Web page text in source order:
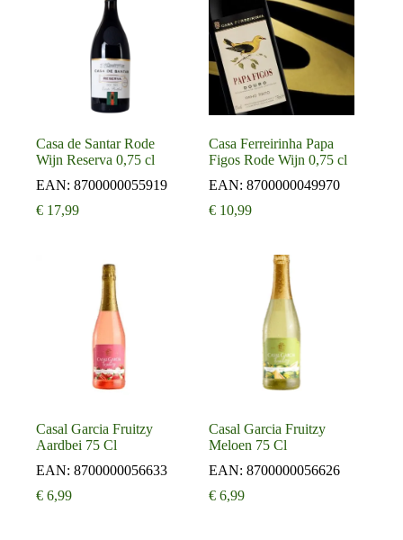
Casa de Santar Rode
Wijn Reserva 0,75 cl
EAN: 8700000055919
€ 17,99
Casa Ferreirinha Papa
Figos Rode Wijn 0,75 cl
EAN:8700000049970
€ 10,99
Casal Garcia Fruitzy
Aardbei 75 Cl
EAN: 8700000056633
€ 6,99
Casal Garcia Fruitzy
Meloen 75 Cl
EAN:8700000056626
€ 6,99